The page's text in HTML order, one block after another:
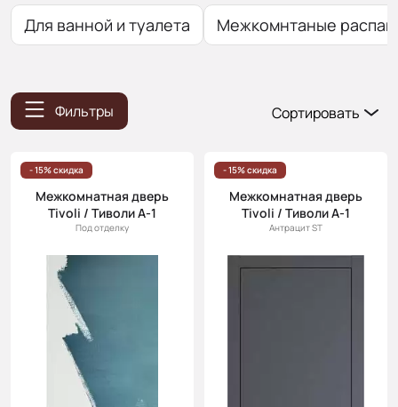
Для ванной и туалета Межкомнтаные
Фильтры
Сортировать
Цена
(возр.)
Цена (убыв.)
новинки
- 15% скидка
Межкомнатная дверь
Tivoli / Тиволи А-1
Под отделку
- 15% скидка
Межкомнатная дверь
Tivoli / Тиволи А-1
Антрацит ST